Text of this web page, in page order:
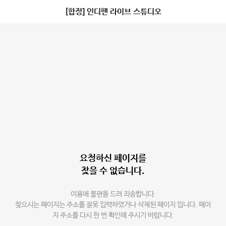
[합정] 인디팬 라이브 스튜디오
요청하신 페이지를
찾을 수 없습니다.
이용에 불편을 드려 죄송합니다.
찾으시는 페이지는 주소를 잘못 입력하였거나 삭제된 페이지 입니다. 페이
지 주소를 다시 한 번 확인해 주시기 바랍니다.